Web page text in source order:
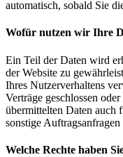
automatisch, sobald Sie
Wofür nutzen wir Ihre
Ein Teil der Daten wird
der Website zu
Ihres Nutzerverhaltens
Verträge geschlossen
übermittelten Daten auch
sonstige Auftragsanfragen
Welche Rechte haben